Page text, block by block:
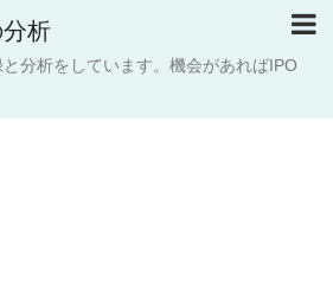
析
分析をしています。機会があればIPO